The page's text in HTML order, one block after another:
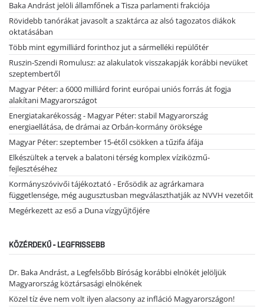
Baka Andrást jelöli államfőnek a Tisza parlamenti frakciója
Rövidebb tanórákat javasolt a szaktárca az alsó tagozatos diákok
oktatásában
Több mint egymilliárd forinthoz jut a sármelléki repülőtér
Ruszin-Szendi Romulusz: az alakulatok visszakapják korábbi nevüket
szeptembertől
Magyar Péter: a 6000 milliárd forint európai uniós forrás át fogja
alakítani Magyarországot
Energiatakarékosság - Magyar Péter: stabil Magyarország
energiaellátása, de drámai az Orbán-kormány öröksége
Magyar Péter: szeptember 15-étől csökken a tűzifa áfája
Elkészültek a tervek a balatoni térség komplex víziközmű-
fejlesztéséhez
Kormányszóvivői tájékoztató - Erősödik az agrárkamara
függetlensége, még augusztusban megválaszthatják az NVVH vezetőit
Megérkezett az eső a Duna vízgyűjtőjére
KÖZÉRDEKŰ - LEGFRISSEBB
Dr. Baka Andrást, a Legfelsőbb Bíróság korábbi elnökét jelöljük
Magyarország köztársasági elnökének
Közel tíz éve nem volt ilyen alacsony az infláció Magyarországon!